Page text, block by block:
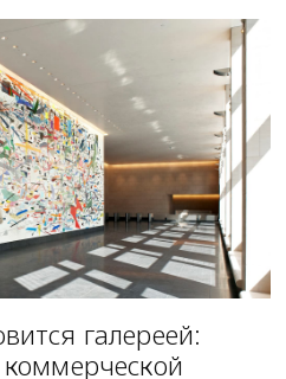
галереей:
коммерческой